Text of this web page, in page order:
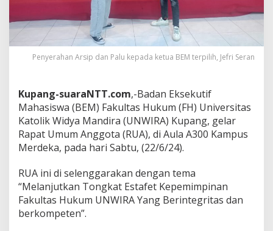
Penyerahan Arsip dan Palu kepada ketua BEM terpilih, Jefri Seran
Kupang-suaraNTT.com,-Badan Eksekutif
Mahasiswa (BEM) Fakultas Hukum (FH) Universitas
Katolik Widya Mandira (UNWIRA) Kupang, gelar
Rapat Umum Anggota (RUA), di Aula A300 Kampus
Merdeka, pada hari Sabtu, (22/6/24).
RUA ini di selenggarakan dengan tema
“Melanjutkan Tongkat Estafet Kepemimpinan
Fakultas Hukum UNWIRA Yang Berintegritas dan
berkompeten”.